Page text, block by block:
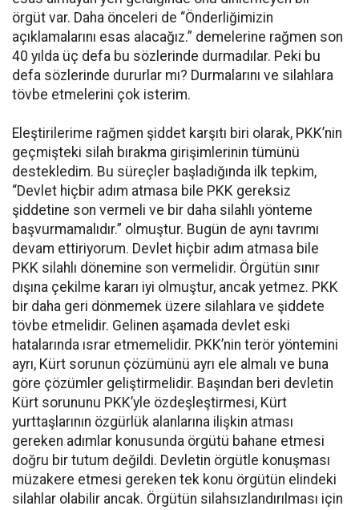
örgüt var. Daha önceleri de “Önderliğimizin
açıklamalarını esas alacağız.” demelerine rağmen son
40 yılda üç defa bu sözlerinde durmadılar. Peki bu
defa sözlerinde dururlar mı? Durmalarını ve silahlara
tövbe etmelerini çok isterim.
Eleştirilerime rağmen şiddet karşıtı biri olarak, PKK’nin
geçmişteki silah bırakma girişimlerinin tümünü
destekledim. Bu süreçler başladığında ilk tepkim,
“Devlet hiçbir adım atmasa bile PKK gereksiz
şiddetine son vermeli ve bir daha silahlı yönteme
başvurmamalıdır.” olmuştur. Bugün de aynı tavrımı
devam ettiriyorum. Devlet hiçbir adım atmasa bile
PKK silahlı dönemine son vermelidir. Örgütün sınır
dışına çekilme kararı iyi olmuştur, ancak yetmez. PKK
bir daha geri dönmemek üzere silahlara ve şiddete
tövbe etmelidir. Gelinen aşamada devlet eski
hatalarında ısrar etmemelidir. PKK’nin terör yöntemini
ayrı, Kürt sorunun çözümünü ayrı ele almalı ve buna
göre çözümler geliştirmelidir. Başından beri devletin
Kürt sorununu PKK’yle özdeşleştirmesi, Kürt
yurttaşlarının özgürlük alanlarına ilişkin atması
gereken adımlar konusunda örgütü bahane etmesi
doğru bir tutum değildi. Devletin örgütle konuşması
müzakere etmesi gereken tek konu örgütün elindeki
silahlar olabilir ancak. Örgütün silahsızlandırılması için